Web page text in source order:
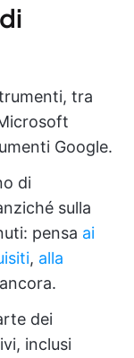
tra
Google.
di
sulla
pensa ai
, alla
dei
inclusi